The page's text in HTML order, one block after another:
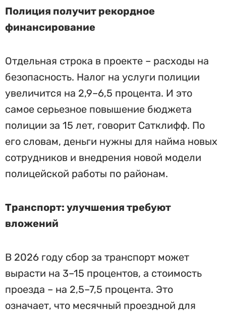
Полиция получит рекордное
финансирование
Отдельная строка в проекте – расходы на
безопасность. Налог на услуги полиции
увеличится на 2,9–6,5 процента. И это
самое серьезное повышение бюджета
полиции за 15 лет, говорит Сатклифф. По
его словам, деньги нужны для найма новых
сотрудников и внедрения новой модели
полицейской работы по районам.
Транспорт: улучшения требуют
вложений
В 2026 году сбор за транспорт может
вырасти на 3–15 процентов, а стоимость
проезда – на 2,5–7,5 процента. Это
означает, что месячный проездной для